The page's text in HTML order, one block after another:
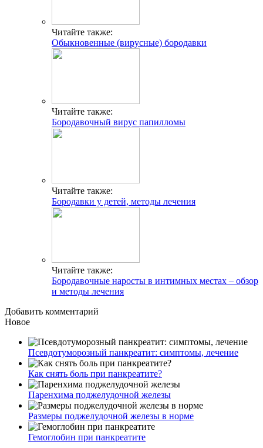
Читайте также:
Обыкновенные (вирусные) бородавки
Читайте также:
Бородавочный вирус папилломы
Читайте также:
Бородавки у детей, методы лечения
Читайте также:
Бородавочные наросты в интимных местах – обзор
и методы лечения
Добавить комментарий
Новое
Псевдотуморозный панкреатит: симптомы, лечение
Как снять боль при панкреатите?
Паренхима поджелудочной железы
Размеры поджелудочной железы в норме
Гемоглобин при панкреатите